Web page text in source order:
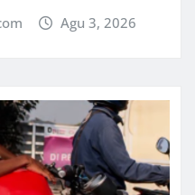
Agu 3, 2026